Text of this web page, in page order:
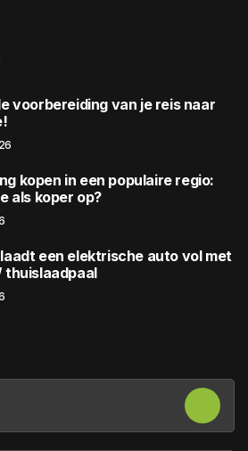
voorbereiding van je reis naar
kopen in een populaire regio:
als koper op?
een elektrische auto vol met
thuislaadpaal